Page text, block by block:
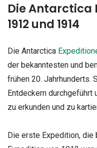
Die Antarctica
1912 und 1914
Die Antarctica
der bekanntesten und
frühen 20. Jahrhunderts.
Entdeckern
zu erkunden und zu
Die erste Expedition, die